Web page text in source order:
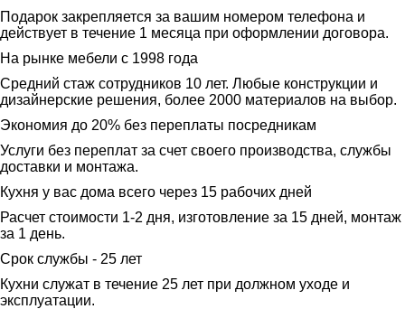
Подарок закрепляется за вашим номером телефона и
действует в течение 1 месяца при оформлении договора.
На рынке мебели с 1998 года
Средний стаж сотрудников 10 лет. Любые конструкции и
дизайнерские решения, более 2000 материалов на выбор.
Экономия до 20% без переплаты посредникам
Услуги без переплат за счет своего производства, службы
доставки и монтажа.
Кухня у вас дома всего через 15 рабочих дней
Расчет стоимости 1-2 дня, изготовление за 15 дней, монтаж
за 1 день.
Срок службы - 25 лет
Кухни служат в течение 25 лет при должном уходе и
эксплуатации.